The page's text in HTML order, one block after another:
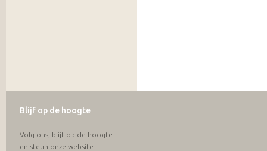
Blijf op de hoogte
Volg ons, blijf op de hoogte
en steun onze website.